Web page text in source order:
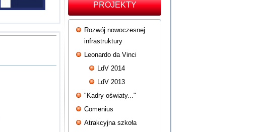
PROJEKTY
Rozwój nowoczesnej
infrastruktury
Leonardo da Vinci
LdV 2014
LdV 2013
"Kadry oświaty..."
Comenius
Atrakcyjna szkoła